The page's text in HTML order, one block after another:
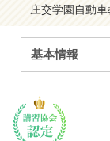
庄交学園自動
基本情報